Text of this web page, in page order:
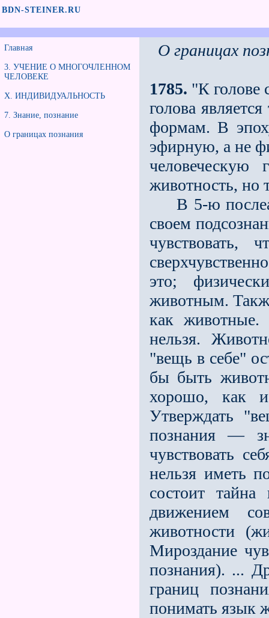
BDN-STEINER.RU
Главная
3. УЧЕНИЕ О МНОГОЧЛЕННОМ
ЧЕЛОВЕКЕ
Х. ИНДИВИДУАЛЬНОСТЬ
7. Знание, познание
О границах познания
О границах
1785. "К голове
голова
формам. В
эфирную, а не
животность, но
В 5-ю
своем
чувствовать,
это;
животным.
как животные.
нельзя.
"вещь в себе"
бы быть
хорошо, как
Утверждать
познания —
чувствовать
нельзя иметь
состоит тайна
движением
животности
Мироздание
познания). ...
границ
понимать язык